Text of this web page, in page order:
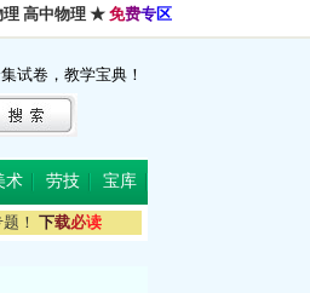
理 高中物理 ★ 免费专区
试卷，教学宝典！
术 劳技 宝库
！ 下载必读